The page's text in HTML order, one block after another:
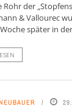
Rohr der
& Vallourec
später in